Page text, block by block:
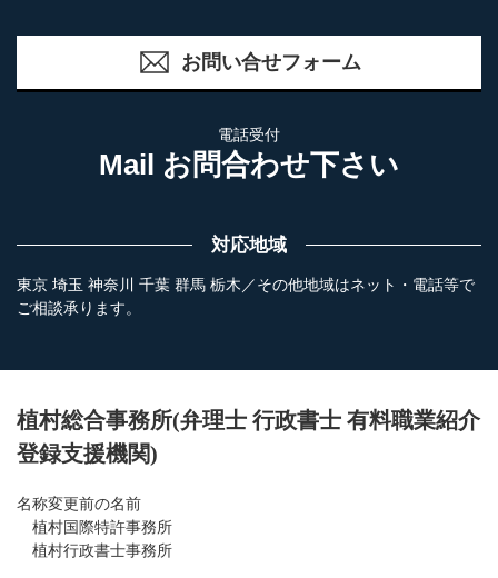
お問い合せフォーム
電話受付
Mail お問合わせ下さい
対応地域
東京 埼玉 神奈川 千葉 群馬 栃木／その他地域はネット・電話等で
ご相談承ります。
植村総合事務所(弁理士 行政書士 有料職業紹介
登録支援機関)
名称変更前の名前
植村国際特許事務所
植村行政書士事務所